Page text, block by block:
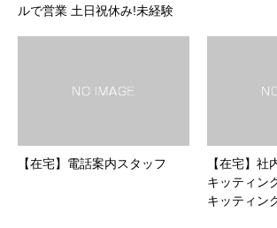
ルで営業 土日祝休み!未経験
【在宅】電話案内スタッフ
【在宅】社
キッティン
キッティン